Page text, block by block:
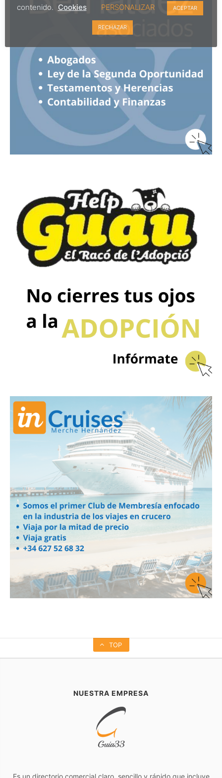
TOP
NUESTRA EMPRESA
Es un directorio comercial claro, sencillo y rápido que incluye
contenido. Cookies PERSONALIZAR ACEPTAR
RECHAZAR